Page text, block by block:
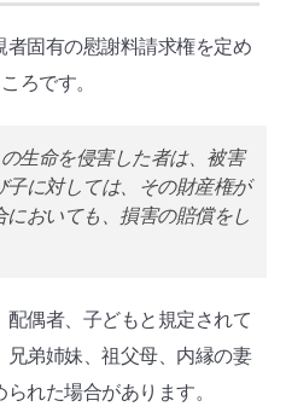
固有の慰謝料請求権を定め
ろです。
生命を侵害した者は、被害
子に対しては、その財産権が
おいても、損害の賠償をし
偶者、子どもと規定されて
弟姉妹、祖父母、内縁の妻
れた場合があります。